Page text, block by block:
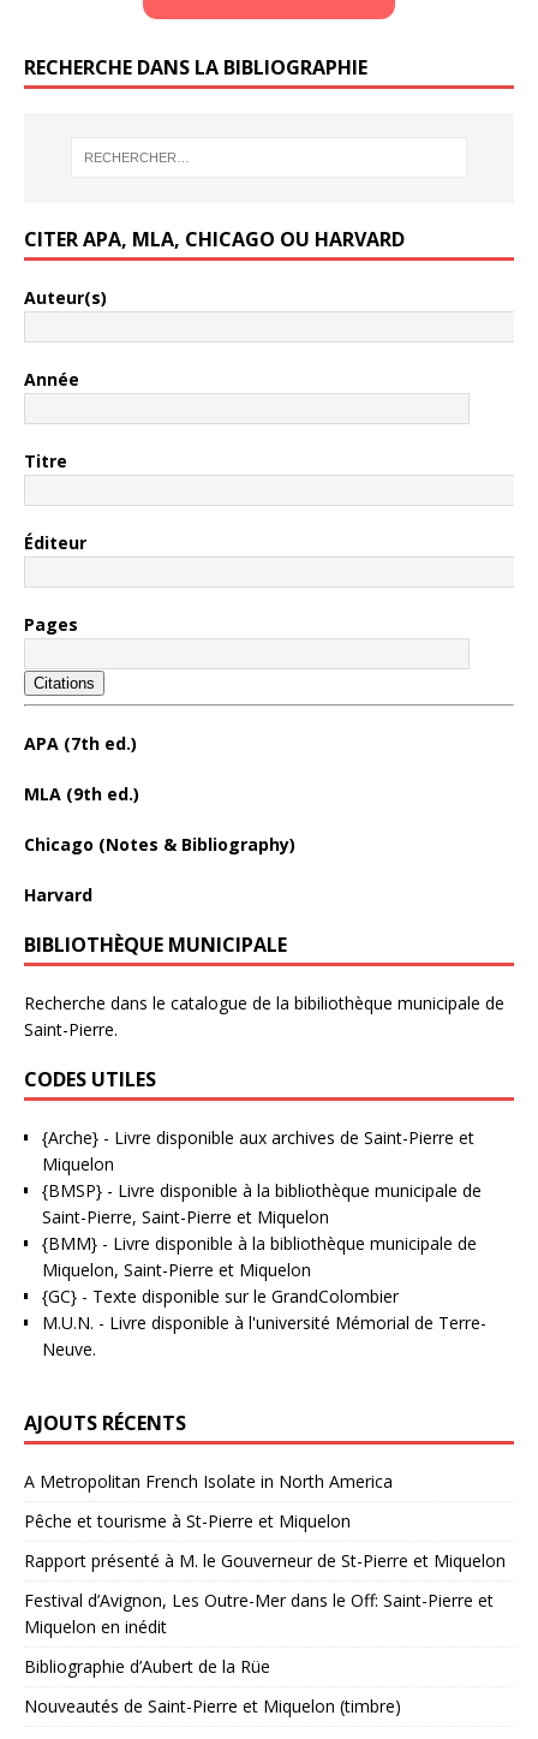
RECHERCHE DANS LA BIBLIOGRAPHIE
CITER APA, MLA, CHICAGO OU HARVARD
Auteur(s)
Année
Titre
Éditeur
Pages
Citations
APA (7th ed.)
MLA (9th ed.)
Chicago (Notes & Bibliography)
Harvard
BIBLIOTHÈQUE MUNICIPALE
Recherche dans le catalogue de la bibiliothèque municipale de
Saint-Pierre.
CODES UTILES
{Arche} - Livre disponible aux archives de Saint-Pierre et
Miquelon
{BMSP} - Livre disponible à la bibliothèque municipale de
Saint-Pierre, Saint-Pierre et Miquelon
{BMM} - Livre disponible à la bibliothèque municipale de
Miquelon, Saint-Pierre et Miquelon
{GC} - Texte disponible sur le GrandColombier
M.U.N. - Livre disponible à l'université Mémorial de Terre-
Neuve.
AJOUTS RÉCENTS
A Metropolitan French Isolate in North America
Pêche et tourisme à St-Pierre et Miquelon
Rapport présenté à M. le Gouverneur de St-Pierre et Miquelon
Festival d’Avignon, Les Outre-Mer dans le Off: Saint-Pierre et
Miquelon en inédit
Bibliographie d’Aubert de la Rüe
Nouveautés de Saint-Pierre et Miquelon (timbre)